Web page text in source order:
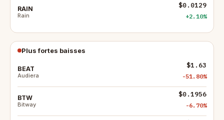
RAIN
Rain
$0.0129
+2.10%
Plus fortes baisses
BEAT
Audiera
$1.63
-51.80%
BTW
Bitway
$0.1956
-6.70%